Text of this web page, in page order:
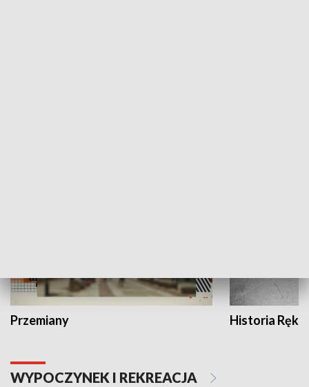
Przemiany Historia Ręką
WYPOCZYNEK I REKREACJA